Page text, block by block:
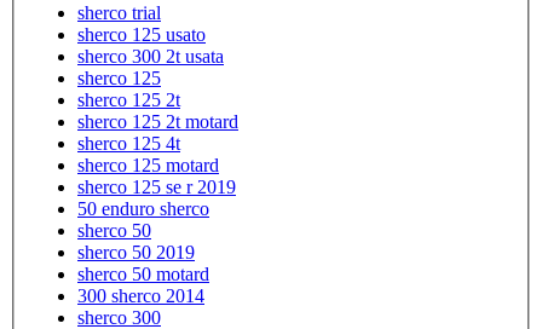
sherco trial
sherco 125 usato
sherco 300 2t usata
sherco 125
sherco 125 2t
sherco 125 2t motard
sherco 125 4t
sherco 125 motard
sherco 125 se r 2019
50 enduro sherco
sherco 50
sherco 50 2019
sherco 50 motard
300 sherco 2014
sherco 300